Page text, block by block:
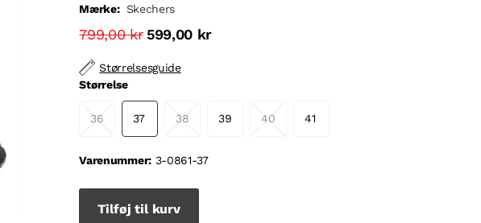
Mærke: Skechers
799,00 kr 599,00 kr
Størrelsesguide
Størrelse
36 37 38 39 40 41
Varenummer:3-0861-37
Tilføj til kurv